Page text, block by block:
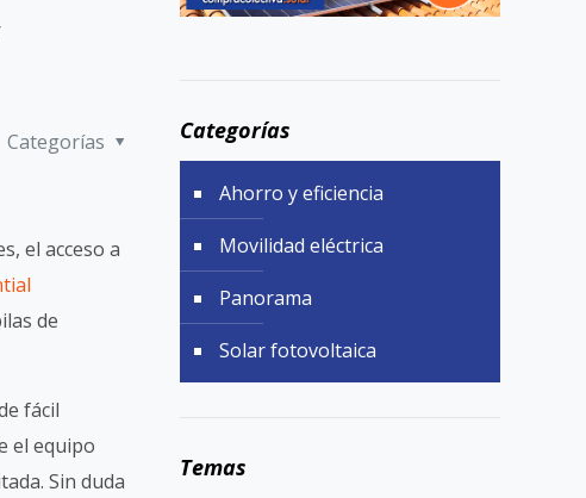
Categorías
el acceso a
de
fácil
el equipo
Sin duda
Categorías
Ahorro y eficiencia
Movilidad eléctrica
Panorama
Solar fotovoltaica
Temas